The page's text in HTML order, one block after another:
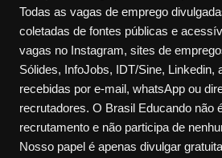
Todas as vagas de emprego
coletadas de fontes públicas e
vagas no Instagram, sites de
Sólides, InfoJobs, IDT/Sine, Linkedin,
recebidas por e-mail, whatsApp ou
recrutadores. O Brasil Educando não
recrutamento e não participa de
Nosso papel é apenas divulgar